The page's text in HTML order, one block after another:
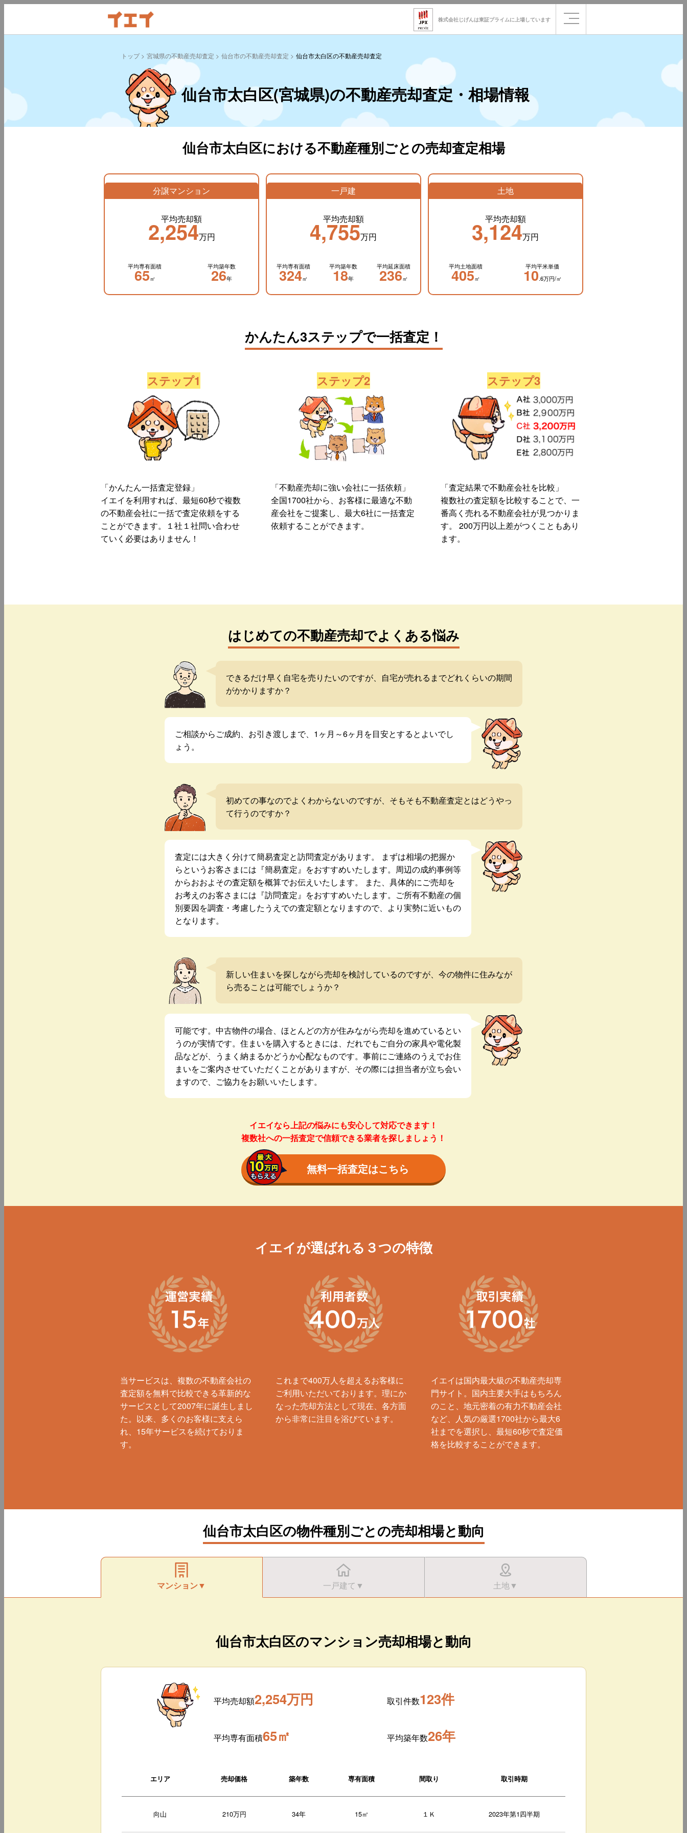
株式会社じげんは東証プライムに 上場しています
トップ 宮城県の不動産売却査定 仙台市の不動産売却査定 仙台市太白区の不動産売却査定
仙台市太白区(宮城県)の不動産売却査定・相場情報
仙台市太白区における不動産種別ごとの売却査定相場
分譲マンション
平均売却額
2,254万円
平均専有面積
65㎡
平均築年数
26年
一戸建
平均売却額
4,755万円
平均専有面積
324㎡
平均築年数
18年
平均延床面積
236㎡
土地
平均売却額
3,124万円
平均土地面積
405㎡
平均平米単価
10.6万円/㎡
かんたん3ステップで一括査定！
ステップ1
「かんたん一括査定登録」
イエイを利用すれば、最短60秒で複数
の不動産会社に一括で査定依頼をする
ことができます。１社１社問い合わせ
ていく必要はありません！
ステップ2
「不動産売却に強い会社に一括依頼」
全国1700社から、お客様に最適な不動
産会社をご提案し、最大6社に一括査定
依頼することができます。
ステップ3
「査定結果で不動産会社を比較」
複数社の査定額を比較することで、一
番高く売れる不動産会社が見つかりま
す。 200万円以上差がつくこともあり
ます。
はじめての不動産売却でよくある悩み
できるだけ早く自宅を売りたいのですが、自宅が売れるまでどれくらいの期間
がかかりますか？
ご相談からご成約、お引き渡しまで、1ヶ月～6ヶ月を目安とするとよいでし
ょう。
初めての事なのでよくわからないのですが、そもそも不動産査定とはどうやっ
て行うのですか？
査定には大きく分けて簡易査定と訪問査定があります。 まずは相場の把握か
らというお客さまには『簡易査定』をおすすめいたします。周辺の成約事例等
からおおよその査定額を概算でお伝えいたします。 また、具体的にご売却を
お考えのお客さまには『訪問査定』をおすすめいたします。ご所有不動産の個
別要因を調査・考慮したうえでの査定額となりますので、より実勢に近いもの
となります。
新しい住まいを探しながら売却を検討しているのですが、今の物件に住みなが
ら売ることは可能でしょうか？
可能です。中古物件の場合、ほとんどの方が住みながら売却を進めているとい
うのが実情です。住まいを購入するときには、だれでもご自分の家具や電化製
品などが、うまく納まるかどうか心配なものです。事前にご連絡のうえでお住
まいをご案内させていただくことがありますが、その際には担当者が立ち会い
ますので、ご協力をお願いいたします。
イエイなら上記の悩みにも安心して対応できます！
複数社への一括査定で信頼できる業者を探しましょう！
無料一括査定はこちら
イエイが選ばれる３つの特徴
当サービスは、複数の不動産会社の
査定額を無料で比較できる革新的な
サービスとして2007年に誕生しまし
た。以来、多くのお客様に支えら
れ、15年サービスを続けておりま
す。
これまで400万人を超えるお客様に
ご利用いただいております。理にか
なった売却方法として現在、各方面
から非常に注目を浴びています。
イエイは国内最大級の不動産売却専
門サイト。国内主要大手はもちろん
のこと、地元密着の有力不動産会社
など、人気の厳選1700社から最大6
社までを選択し、最短60秒で査定価
格を比較することができます。
仙台市太白区の物件種別ごとの売却相場と動向
マンション▼ 一戸建て▼ 土地▼
仙台市太白区のマンション売却相場と動向
平均売却額2,254万円 取引件数123件
平均専有面積65㎡ 平均築年数26年
エリア 売却価格 築年数 専有面積 間取り 取引時期
向山 210万円 34年 15㎡ １Ｋ 2023年第1四半期